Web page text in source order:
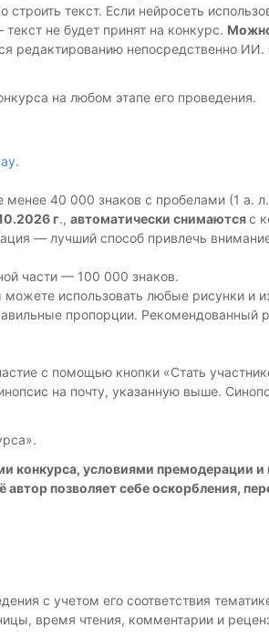
текст. Если нейросеть
не будет принят на конкурс.
редактированию непосредственно ИИ.
на любом этапе его проведения.
40 000 знаков с пробелами (1 а.
г., автоматически снимаютсяс
— лучший способ привлечь
части — 100 000 знаков.
использовать любые рисунки и
пропорции.
с помощью кнопки «Стать
на почту, указанную выше.
конкурса, условиями премодерации
позволяет себе оскорбления,
с учетом его соответствия
время чтения, комментарии и